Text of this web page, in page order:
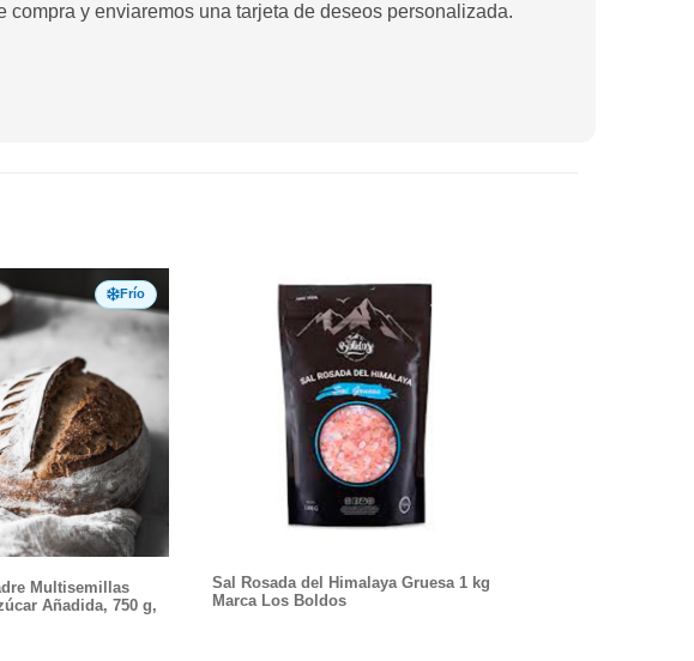
y enviaremos una tarjeta de deseos personalizada.
Frío
Multisemillas
Añadida, 750 g,
Sal Rosada del Himalaya Gruesa 1 kg
Marca Los Boldos